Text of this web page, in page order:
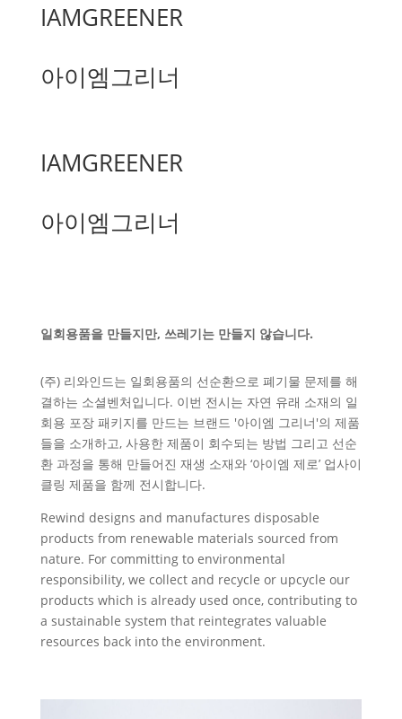
IAMGREENER
아이엠그리너
IAMGREENER
아이엠그리너
일회용품을 만들지만, 쓰레기는 만들지 않습니다.
(주) 리와인드는 일회용품의 선순환으로 폐기물 문제를 해
결하는 소셜벤처입니다. 이번 전시는 자연 유래 소재의 일
회용 포장 패키지를 만드는 브랜드 '아이엠 그리너'의 제품
들을 소개하고, 사용한 제품이 회수되는 방법 그리고 선순
환 과정을 통해 만들어진 재생 소재와 ‘아이엠 제로’ 업사이
클링 제품을 함께 전시합니다.
Rewind designs and manufactures disposable
products from renewable materials sourced from
nature. For committing to environmental
responsibility, we collect and recycle or upcycle our
products which is already used once, contributing to
a sustainable system that reintegrates valuable
resources back into the environment.